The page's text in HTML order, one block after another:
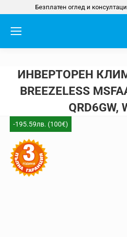
Безплатен оглед и
ИНВЕРТОРЕН
BREEZELESS
QRD6GW,
-195.59лв. (100€)